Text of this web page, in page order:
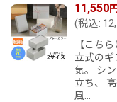
11,550円
(税込:
【こち
立式のギ
気。 シ
立ち、
風…